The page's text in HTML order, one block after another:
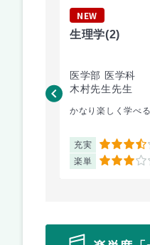
NEW
生理学(2)
医学部 医学科
木村先生先生
かなり楽しく学べ
充実 3.5
楽単 3